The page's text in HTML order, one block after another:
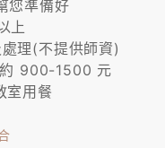
您準備好
上
理(不提供師資)
900-1500 元
室用餐